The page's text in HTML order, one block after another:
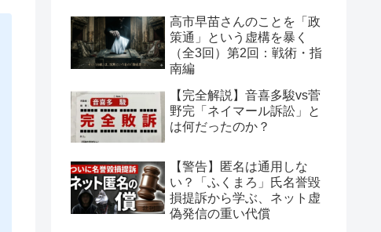
高市早苗さんのことを「政
策通」という虚構を暴く
（全3回）第2回：戦術・指
南編
【完全解説】音喜多駿vs菅
野完「ネイマール訴訟」と
は何だったのか？
【警告】匿名は通用しな
い？「ふくまろ」氏名誉毀
損提訴から学ぶ、ネット虚
偽発信の重い代償